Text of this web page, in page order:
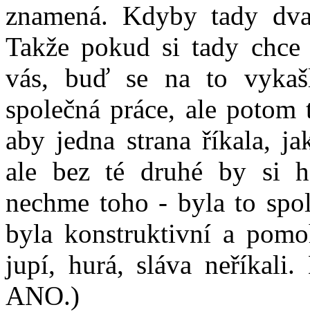
znamená. Kdyby tady
Takže pokud si tady
vás, buď se na to
společná práce, ale
aby jedna strana říkala,
ale bez té druhé by si
nechme toho - byla to
byla konstruktivní a
jupí, hurá, sláva neříkali.
ANO.)